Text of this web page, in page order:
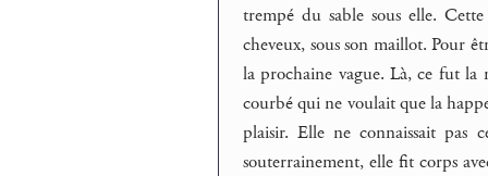
trempé du sable sous elle.
cheveux, sous son maillot. Pour
la prochaine vague. Là, ce fut la
courbé qui ne voulait que la
plaisir. Elle ne connaissait pas
souterrainement, elle fit corps